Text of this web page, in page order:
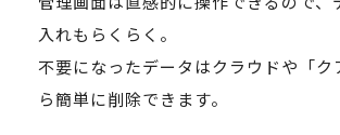
入れもらくらく。
不要になったデータはクラウドや「ク
ら簡単に削除できます。